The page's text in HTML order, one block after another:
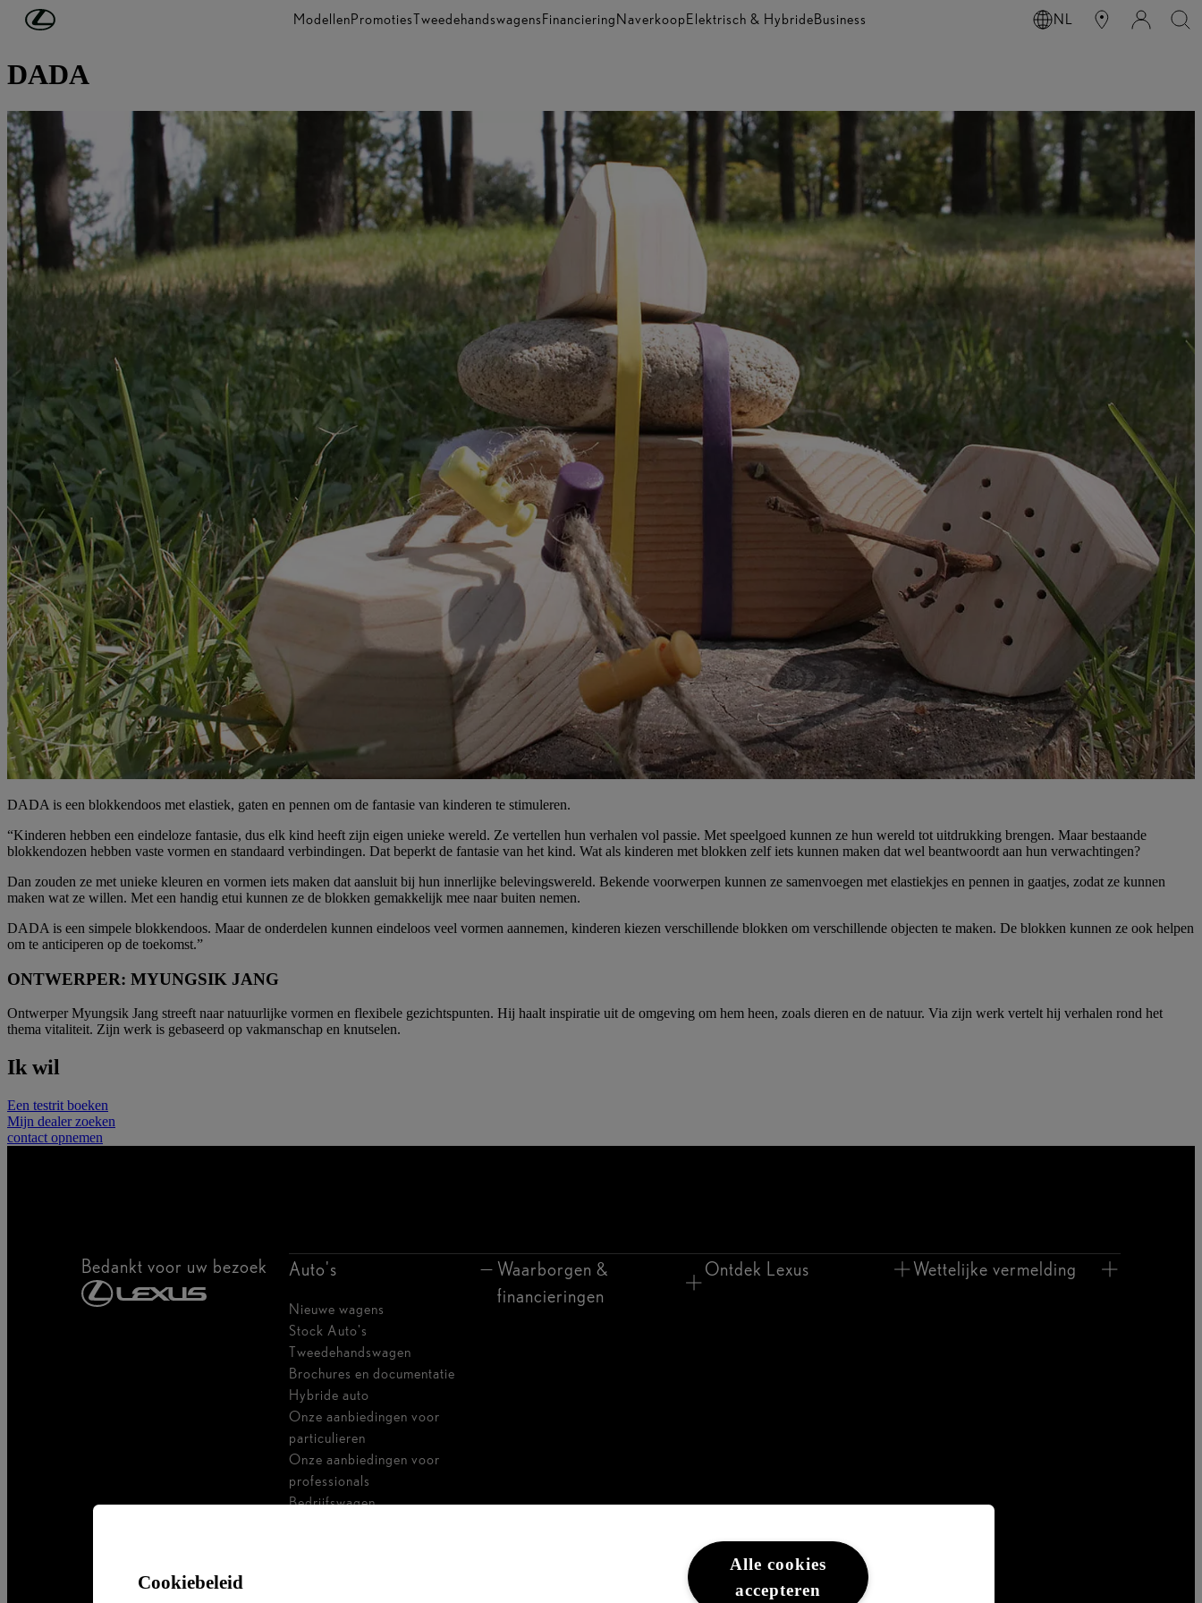
Ga naar de hoofdinhoud ModellenPromotiesTweedehandswagensFinancieringNaverkoopElektrisch & HybrideBusiness NL
ONTDEK LEXUS
DADA
DADA is een blokkendoos met elastiek, gaten en pennen om de fantasie van kinderen te stimuleren.
“Kinderen hebben een eindeloze fantasie, dus elk kind heeft zijn eigen unieke wereld. Ze vertellen hun verhalen vol passie. Met speelgoed kunnen ze hun wereld tot uitdrukking brengen. Maar bestaande
blokkendozen hebben vaste vormen en standaard verbindingen. Dat beperkt de fantasie van het kind. Wat als kinderen met blokken zelf iets kunnen maken dat wel beantwoordt aan hun verwachtingen?
Dan zouden ze met unieke kleuren en vormen iets maken dat aansluit bij hun innerlijke belevingswereld. Bekende voorwerpen kunnen ze samenvoegen met elastiekjes en pennen in gaatjes, zodat ze kunnen
maken wat ze willen. Met een handig etui kunnen ze de blokken gemakkelijk mee naar buiten nemen.
DADA is een simpele blokkendoos. Maar de onderdelen kunnen eindeloos veel vormen aannemen, kinderen kiezen verschillende blokken om verschillende objecten te maken. De blokken kunnen ze ook helpen
om te anticiperen op de toekomst.”
ONTWERPER: MYUNGSIK JANG
Ontwerper Myungsik Jang streeft naar natuurlijke vormen en flexibele gezichtspunten. Hij haalt inspiratie uit de omgeving om hem heen, zoals dieren en de natuur. Via zijn werk vertelt hij verhalen rond het
thema vitaliteit. Zijn werk is gebaseerd op vakmanschap en knutselen.
Ik wil
Een testrit boeken
Mijn dealer zoeken
contact opnemen
Bedankt voor uw bezoek Auto's
Nieuwe wagens
Stock Auto's
Tweedehandswagen
Brochures en documentatie
Hybride auto
Onze aanbiedingen voor
particulieren
Onze aanbiedingen voor
professionals
Bedrijfswagen
Waarborgen &
financieringen
Ontdek Lexus Wettelijke vermelding
Cookiebeleid
Alle cookies
accepteren